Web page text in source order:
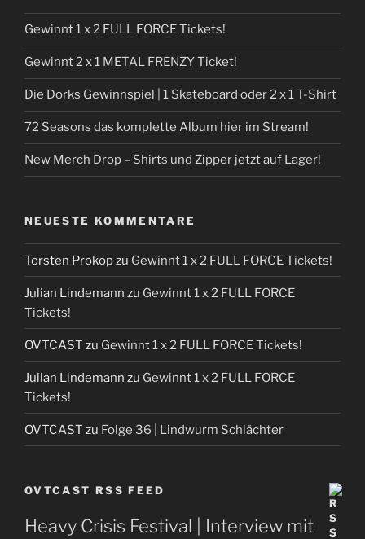
Gewinnt 1 x 2 FULL FORCE Tickets!
Gewinnt 2 x 1 METAL FRENZY Ticket!
Die Dorks Gewinnspiel | 1 Skateboard oder 2 x 1 T-Shirt
72 Seasons das komplette Album hier im Stream!
New Merch Drop – Shirts und Zipper jetzt auf Lager!
NEUESTE KOMMENTARE
Torsten Prokopzu Gewinnt 1 x 2 FULL FORCE Tickets!
Julian Lindemann zu Gewinnt 1 x 2 FULL FORCE
Tickets!
OVTCAST zu Gewinnt 1 x 2 FULL FORCE Tickets!
Julian Lindemann zu Gewinnt 1 x 2 FULL FORCE
Tickets!
OVTCAST zu Folge 36 | Lindwurm Schlächter
OVTCAST RSS FEED
Heavy Crisis Festival | Interview mit